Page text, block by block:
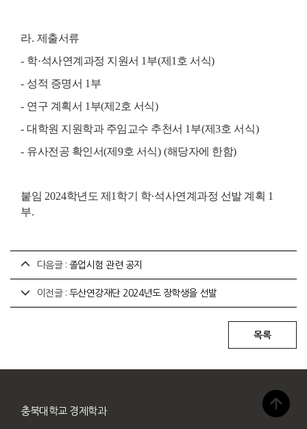
라. 제출서류
- 학·석사연계과정 지원서 1 부(제 1 호 서식)
- 성적 증명서 1 부
- 연구 계획서 1 부(제 2호 서식)
- 대학원 지원학과 주임교수 추천서 1 부(제3호 서식)
- 유사전공 확인서(제 9호 서식) (해당자에 한함)
붙임 2024학년도 제 1 학기 학·석사연계과정 선발 계획 1
부.
다음글 : 졸업시험 관련 공지
이전글 : 두산연강재단 2024년도 장학생을 선발
충북대학교 경제학과